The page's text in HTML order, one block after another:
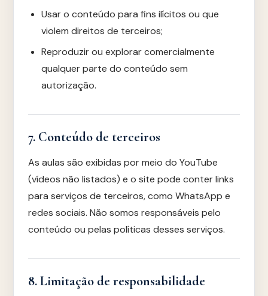
Usar o conteúdo para fins ilícitos ou que
violem direitos de terceiros;
Reproduzir ou explorar comercialmente
qualquer parte do conteúdo sem
autorização.
7. Conteúdo de terceiros
As aulas são exibidas por meio do YouTube
(vídeos não listados) e o site pode conter links
para serviços de terceiros, como WhatsApp e
redes sociais. Não somos responsáveis pelo
conteúdo ou pelas políticas desses serviços.
8. Limitação de responsabilidade